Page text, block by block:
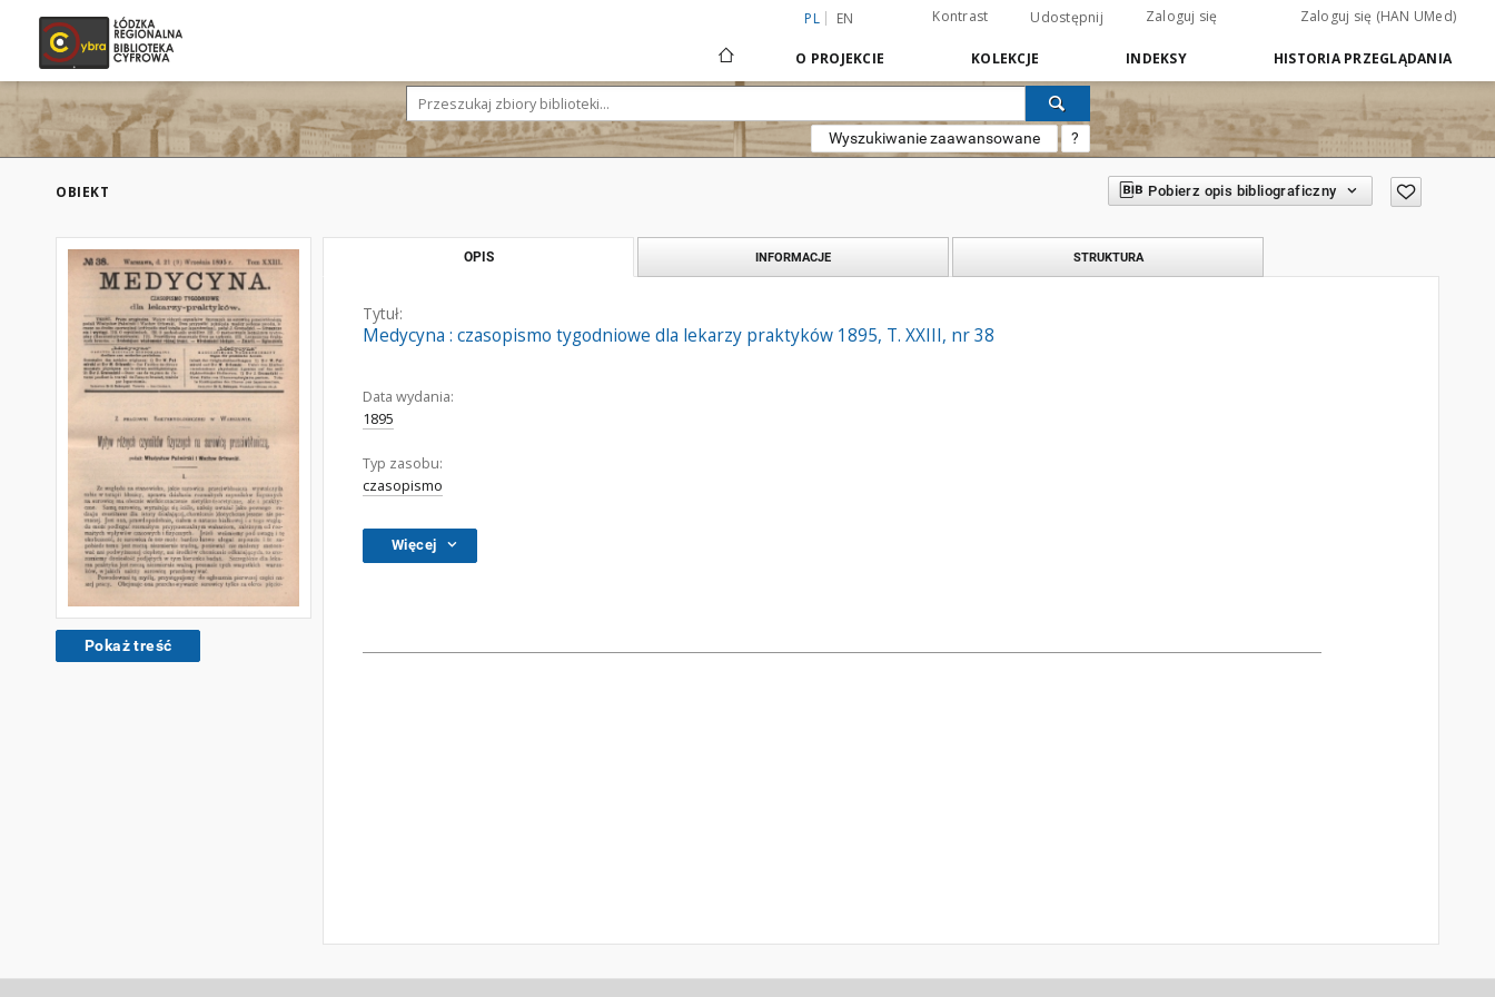
PL EN Kontrast Udostępnij Zaloguj się Zaloguj się (HAN UMed)
O PROJEKCIE KOLEKCJE INDEKSY HISTORIA PRZEGLĄDANIA
Wyszukiwanie zaawansowane ?
OBIEKT Pobierz opis bibliograficzny
Pokaż treść
OPIS INFORMACJE STRUKTURA
Tytuł:
Medycyna : czasopismo tygodniowe dla lekarzy praktyków 1895, T. XXIII, nr 38
Data wydania:
1895
Typ zasobu:
czasopismo
Więcej